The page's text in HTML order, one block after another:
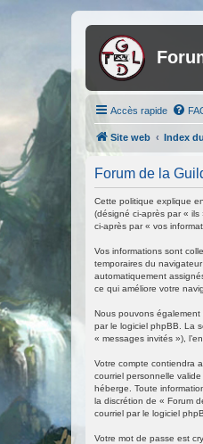
Accès rapide
Site web Index
Forum de la
Cette politique explique
(désigné ci-après par «
ci-après par « vos
Vos informations sont
temporaires du
automatiquement
ce qui améliore votre
Nous pouvons
par le logiciel phpBB. La
« messages invités »),
Votre compte contiendra
courriel personnelle
héberge. Toute
la discrétion de « Forum
courriel par le logiciel
Votre mot de passe est